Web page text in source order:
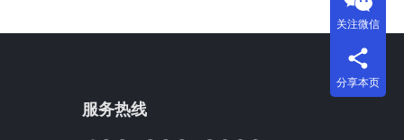
服务热线
关注微信
分享本页